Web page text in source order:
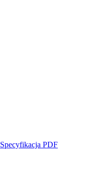
Specyfikacja PDF